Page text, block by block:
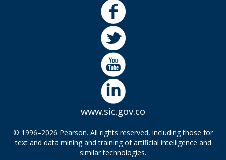
www.sic.gov.co
© 1996–2026 Pearson. All rights reserved, including those for
text and data mining and training of artificial intelligence and
similar technologies.